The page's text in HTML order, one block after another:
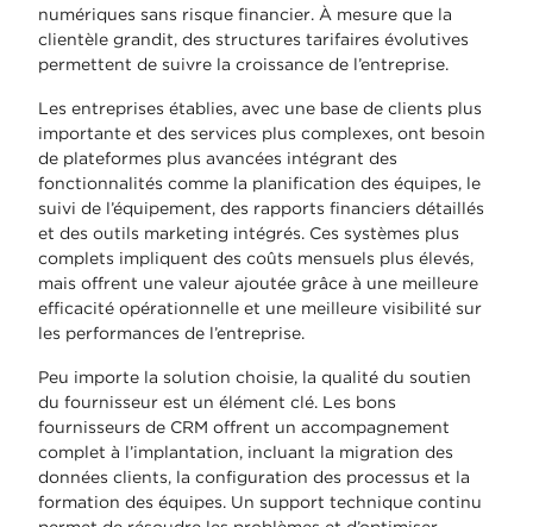
numériques sans risque financier. À mesure que la
clientèle grandit, des structures tarifaires évolutives
permettent de suivre la croissance de l’entreprise.
Les entreprises établies, avec une base de clients plus
importante et des services plus complexes, ont besoin
de plateformes plus avancées intégrant des
fonctionnalités comme la planification des équipes, le
suivi de l’équipement, des rapports financiers détaillés
et des outils marketing intégrés. Ces systèmes plus
complets impliquent des coûts mensuels plus élevés,
mais offrent une valeur ajoutée grâce à une meilleure
efficacité opérationnelle et une meilleure visibilité sur
les performances de l’entreprise.
Peu importe la solution choisie, la qualité du soutien
du fournisseur est un élément clé. Les bons
fournisseurs de CRM offrent un accompagnement
complet à l’implantation, incluant la migration des
données clients, la configuration des processus et la
formation des équipes. Un support technique continu